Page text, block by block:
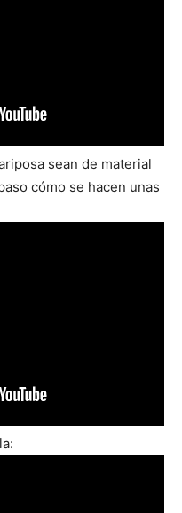
sean de material
cómo se hacen unas